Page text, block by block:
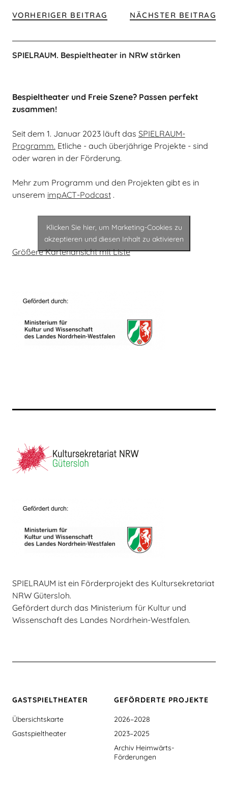
VORHERIGER BEITRAG NÄCHSTER BEITRAG
SPIELRAUM. Bespieltheater in NRW stärken
Bespieltheater und Freie Szene? Passen perfekt
zusammen!
Seit dem 1. Januar 2023 läuft das SPIELRAUM-
Programm. Etliche - auch überjährige Projekte - sind
oder waren in der Förderung.
Mehr zum Programm und den Projekten gibt es in
unserem impACT-Podcast.
Klicken Sie hier, um Marketing-Cookies zu
akzeptieren und diesen Inhalt zu aktivieren
Größere Kartenansicht mit Liste
SPIELRAUM ist ein Förderprojekt des Kultursekretariat
NRW Gütersloh.
Gefördert durch das Ministerium für Kultur und
Wissenschaft des Landes Nordrhein-Westfalen.
GASTSPIEL­THEATER
Übersichtskarte
Gastspieltheater
GEFÖRDERTE PROJEKTE
2026–2028
2023–2025
Archiv Heimwärts-
Förderungen